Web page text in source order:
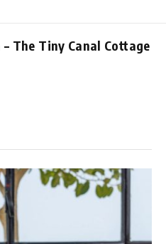
The Tiny Canal Cottage